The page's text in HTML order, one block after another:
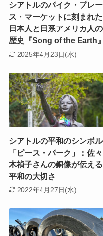
シアトルのパイク・プレー
ス・マーケットに刻まれた
日本人と日系アメリカ人の
歴史『Song of the Earth』
2025年4月23日(水)
シアトルの平和のシンボル
「ピース・パーク」：佐々
木禎子さんの銅像が伝える
平和の大切さ
2022年4月27日(水)